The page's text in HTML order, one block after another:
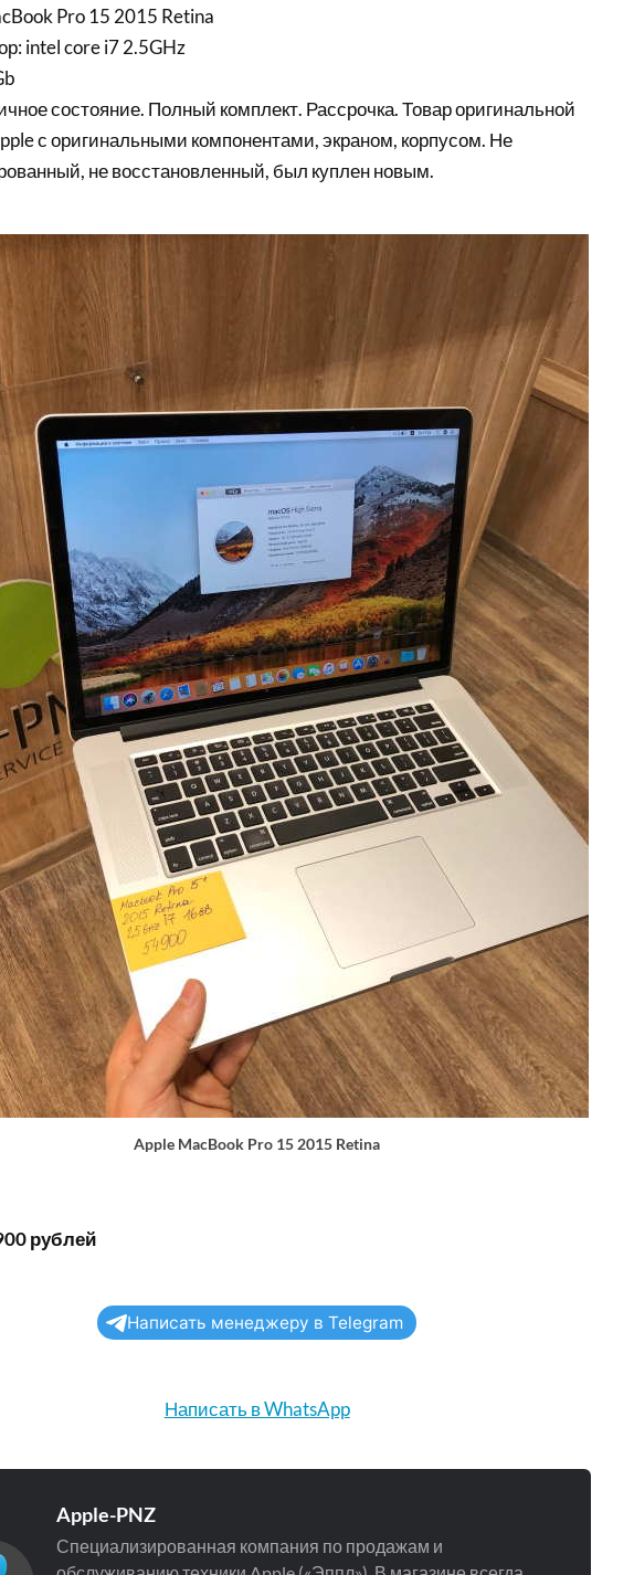
Pro 15 2015 Retina
intel core i7 2.5GHz
состояние. Полный комплект. Рассрочка. Товар оригинальной
с оригинальными компонентами, экраном, корпусом. Не
не восстановленный, был куплен новым.
Apple MacBook Pro 15 2015 Retina
рублей
Написать менеджеру в Telegram
Написать в WhatsApp
Apple-PNZ
Специализированная компания по продажам и